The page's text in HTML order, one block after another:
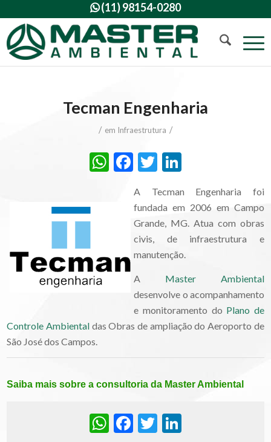
(11) 98154-0280
Tecman Engenharia
/ em Infraestrutura /
WhatsApp
Facebook
Twitter
A Tecman Engenharia foi
fundada em 2006 em Campo
Grande, MG. Atua com obras
civis, de infraestrutura e
manutenção.
A Master Ambiental
desenvolve o acompanhamento
e monitoramento do Plano de
Controle Ambientaldas Obras de ampliação do Aeroporto de
São José dos Campos.
Saiba mais sobre a consultoria da Master Ambiental
WhatsApp
Facebook
Twitter